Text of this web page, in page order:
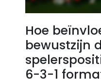
Hoe
bewustzijn
6-3-1